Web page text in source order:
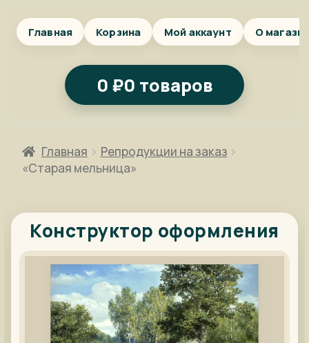
Главная Корзина Мой аккаунт О
0 ₽0 товаров
Главная
Репродукции на заказ
«Старая мельница»
Конструктор оформления